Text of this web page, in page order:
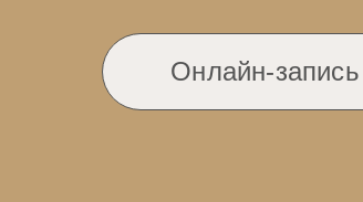
Онлайн-запись